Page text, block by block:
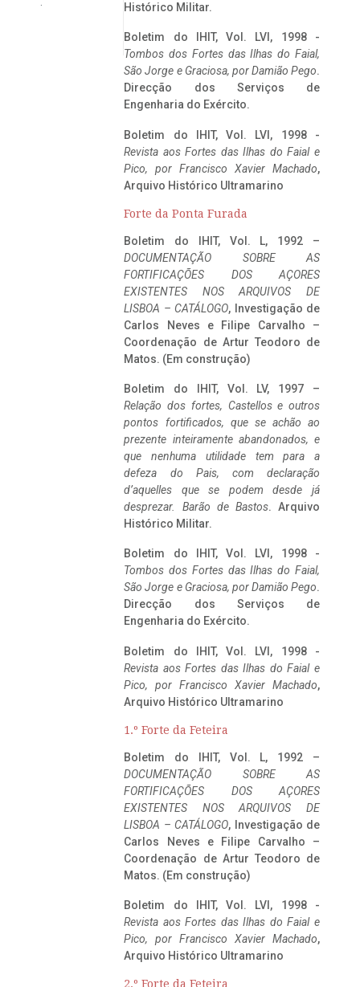
Histórico Militar.
Boletim do IHIT, Vol. LVI, 1998 -
Tombos dos Fortes das Ilhas do Faial,
São Jorge e Graciosa, por Damião Pego.
Direcção dos Serviços de
Engenharia do Exército.
Boletim do IHIT, Vol. LVI, 1998 -
Revista aos Fortes das Ilhas do Faial e
Pico, por Francisco Xavier Machado,
Arquivo Histórico Ultramarino
Forte da Ponta Furada
Boletim do IHIT, Vol. L, 1992 –
DOCUMENTAÇÃO SOBRE AS
FORTIFICAÇÕES DOS AÇORES
EXISTENTES NOS ARQUIVOS DE
LISBOA – CATÁLOGO, Investigação de
Carlos Neves e Filipe Carvalho –
Coordenação de Artur Teodoro de
Matos. (Em construção)
Boletim do IHIT, Vol. LV, 1997 –
Relação dos fortes, Castellos e outros
pontos fortificados, que se achão ao
prezente inteiramente abandonados, e
que nenhuma utilidade tem para a
defeza do Pais, com declaração
d’aquelles que se podem desde já
desprezar. Barão de Bastos. Arquivo
Histórico Militar.
Boletim do IHIT, Vol. LVI, 1998 -
Tombos dos Fortes das Ilhas do Faial,
São Jorge e Graciosa, por Damião Pego.
Direcção dos Serviços de
Engenharia do Exército.
Boletim do IHIT, Vol. LVI, 1998 -
Revista aos Fortes das Ilhas do Faial e
Pico, por Francisco Xavier Machado,
Arquivo Histórico Ultramarino
1.º Forte da Feteira
Boletim do IHIT, Vol. L, 1992 –
DOCUMENTAÇÃO SOBRE AS
FORTIFICAÇÕES DOS AÇORES
EXISTENTES NOS ARQUIVOS DE
LISBOA – CATÁLOGO, Investigação de
Carlos Neves e Filipe Carvalho –
Coordenação de Artur Teodoro de
Matos. (Em construção)
Boletim do IHIT, Vol. LVI, 1998 -
Revista aos Fortes das Ilhas do Faial e
Pico, por Francisco Xavier Machado,
Arquivo Histórico Ultramarino
2.º Forte da Feteira